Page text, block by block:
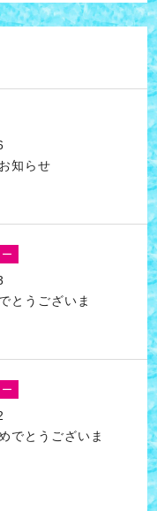
知らせ
とうございま
でとうございま